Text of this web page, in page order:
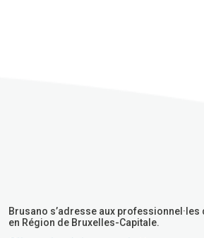
Brusano s’adresse aux professionnel·les
en Région de Bruxelles-Capitale.